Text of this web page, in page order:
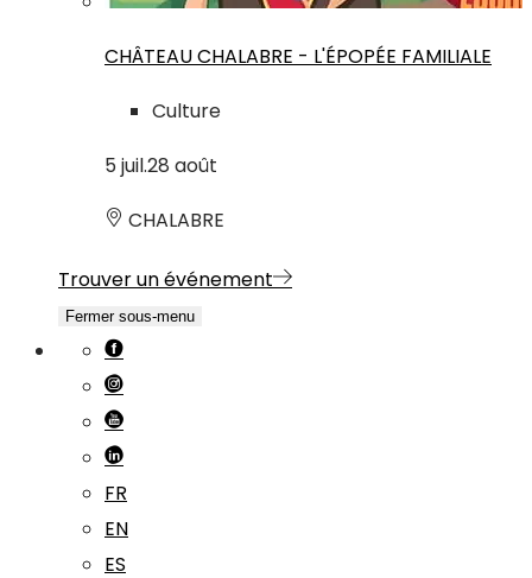
CHÂTEAU CHALABRE - L'ÉPOPÉE FAMILIALE
Culture
5 juil.28 août
CHALABRE
Trouver un événement
Fermer sous-menu
FR
EN
ES